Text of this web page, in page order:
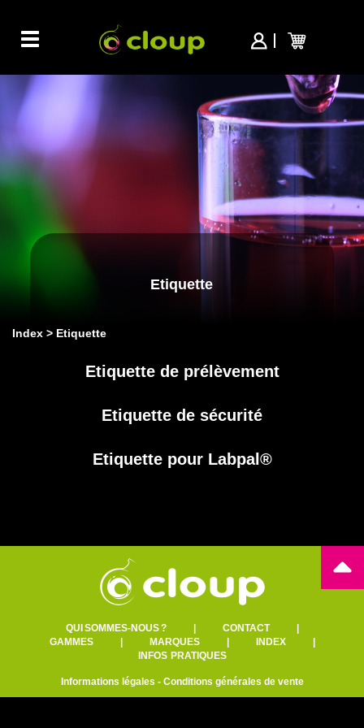
Toggle
navigation
Etiquette
Index Etiquette
Etiquette de prélèvement
Etiquette de sécurité
Etiquette pour Labpal®
QUI SOMMES-NOUS ?| CONTACT|
GAMMES| MARQUES| INDEX|
INFOS PRATIQUES
Informations légales - Conditions générales de vente